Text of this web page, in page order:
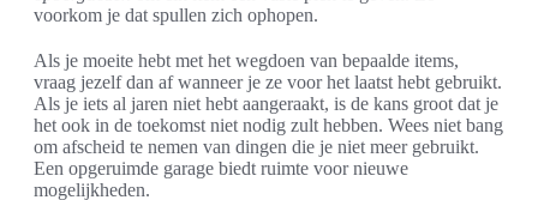
voorkom je dat spullen zich ophopen.
Als je moeite hebt met het wegdoen van bepaalde items,
vraag jezelf dan af wanneer je ze voor het laatst hebt gebruikt.
Als je iets al jaren niet hebt aangeraakt, is de kans groot dat je
het ook in de toekomst niet nodig zult hebben. Wees niet bang
om afscheid te nemen van dingen die je niet meer gebruikt.
Een opgeruimde garage biedt ruimte voor nieuwe
mogelijkheden.